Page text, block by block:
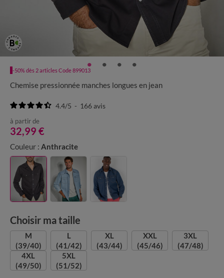
-50% dès 2 articles Code 899013
Chemise pressionnée manches longues en jean
4.4/5 - 166avis
à partir de
32,99 €
Couleur : Anthracite
Choisir ma taille
M
(39/40)
L
(41/42)
XL
(43/44)
XXL
(45/46)
3XL
(47/48)
4XL
(49/50)
5XL
(51/52)